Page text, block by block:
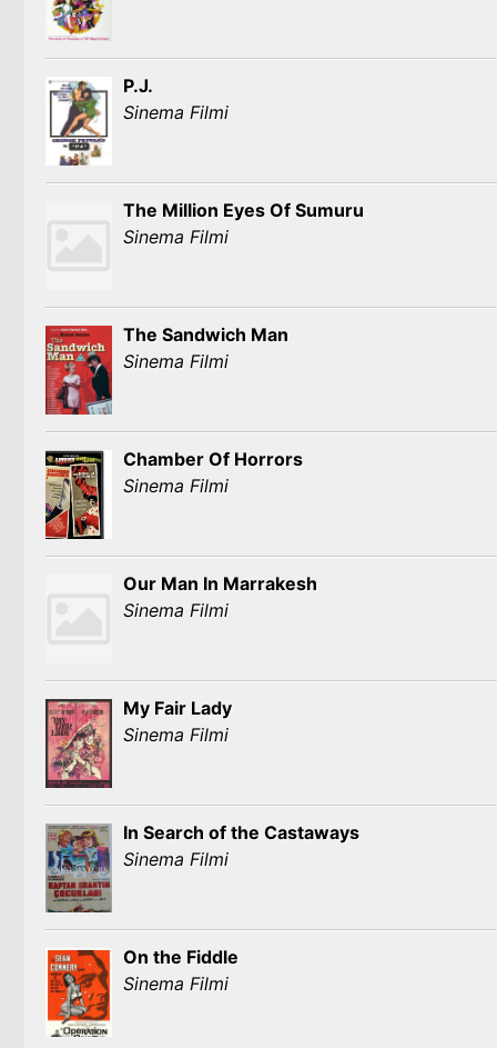
P.J.
Sinema Filmi
The Million Eyes Of Sumuru
Sinema Filmi
The Sandwich Man
Sinema Filmi
Chamber Of Horrors
Sinema Filmi
Our Man In Marrakesh
Sinema Filmi
My Fair Lady
Sinema Filmi
In Search of the Castaways
Sinema Filmi
On the Fiddle
Sinema Filmi